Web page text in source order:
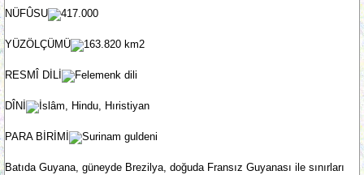
NÜFÛSU 417.000
YÜZÖLÇÜMÜ 163.820 km2
RESMÎ DİLİ Felemenk dili
DÎNİ İslâm, Hindu, Hıristiyan
PARA BİRİMİ Surinam guldeni
Batıda Guyana, güneyde Brezilya, doğuda Fransız Guyanası ile sınırları